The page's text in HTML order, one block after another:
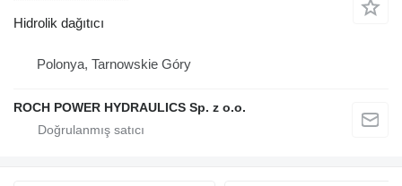
Hidrolik dağıtıcı
Polonya, Tarnowskie Góry
ROCH POWER HYDRAULICS Sp. z o.o.